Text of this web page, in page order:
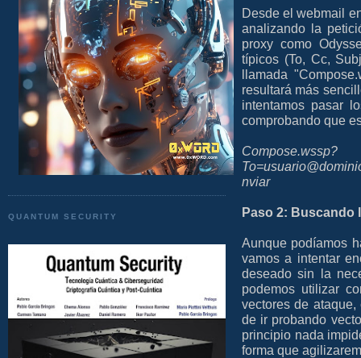
QUANTUM SECURITY
Desde el webmail
analizando la
proxy como
típicos (To, Cc,
llamada
resultará más
intentamos pasar
comprobando que
Compose.wssp?
nviar
Paso 2: Buscando
Aunque podíamos
vamos a intentar
deseado sin la
podemos utilizar
vectores de
de ir probando
principio nada
forma que